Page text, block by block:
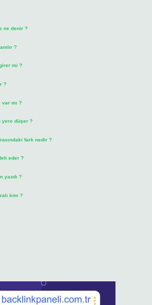
ne denir ?
?
mi ?
?
mı ?
yere düşer ?
fark nedir ?
eder ?
yazdı ?
kim ?